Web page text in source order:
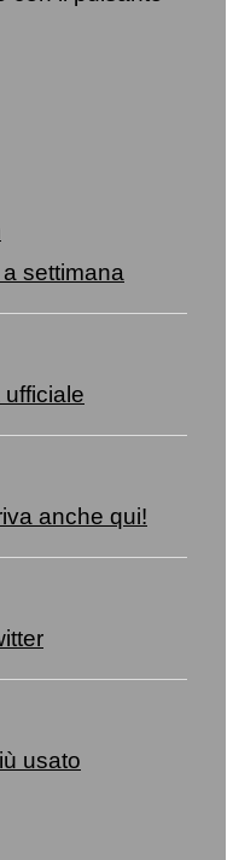
settimana
anche qui!
usato